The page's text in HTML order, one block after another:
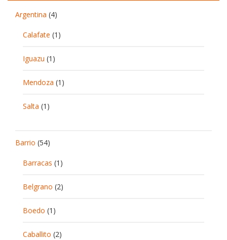
Argentina (4)
Calafate (1)
Iguazu (1)
Mendoza (1)
Salta (1)
Barrio (54)
Barracas (1)
Belgrano (2)
Boedo (1)
Caballito (2)